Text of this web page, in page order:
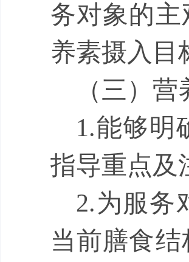
务对象的
养素摄入目
（三 ） 营
1.能够明
指导重点及
2.为服务
当前膳食